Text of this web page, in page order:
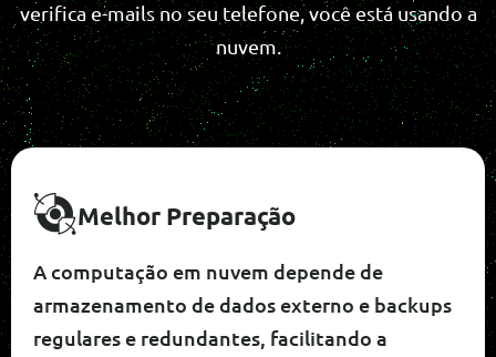
verifica e-mails no seu telefone, você está usando a
nuvem.
Melhor Preparação
A computação em nuvem depende de
armazenamento de dados externo e backups
regulares e redundantes, facilitando a